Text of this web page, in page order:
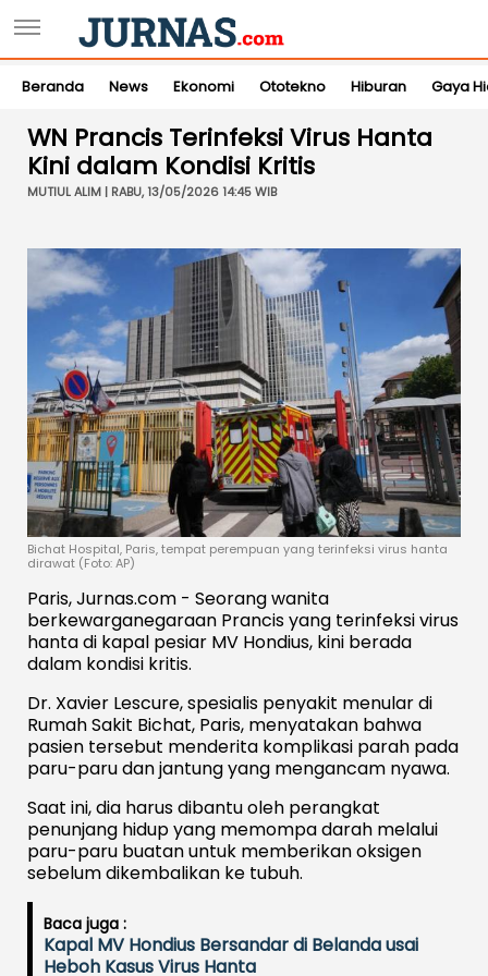
Beranda News Ekonomi Ototekno Hiburan Gaya
WN Prancis Terinfeksi Virus Hanta
Kini dalam Kondisi Kritis
MUTIUL ALIM | RABU, 13/05/2026 14:45 WIB
Bichat Hospital, Paris, tempat perempuan yang terinfeksi virus hanta
dirawat (Foto: AP)
Paris, Jurnas.com - Seorang wanita
berkewarganegaraan Prancis yang terinfeksi virus
hanta di kapal pesiar MV Hondius, kini berada
dalam kondisi kritis.
Dr. Xavier Lescure, spesialis penyakit menular di
Rumah Sakit Bichat, Paris, menyatakan bahwa
pasien tersebut menderita komplikasi parah pada
paru-paru dan jantung yang mengancam nyawa.
Saat ini, dia harus dibantu oleh perangkat
penunjang hidup yang memompa darah melalui
paru-paru buatan untuk memberikan oksigen
sebelum dikembalikan ke tubuh.
Baca juga :
Kapal MV Hondius Bersandar di Belanda usai
Heboh Kasus Virus Hanta